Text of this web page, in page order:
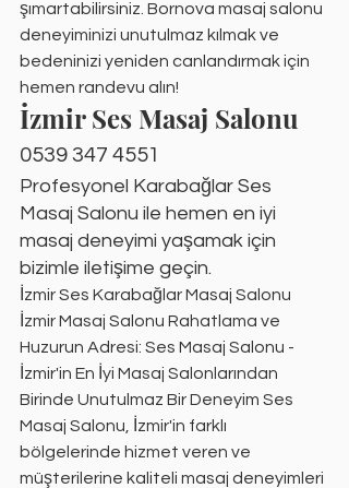
şımartabilirsiniz. Bornova masaj salonu
deneyiminizi unutulmaz kılmak ve
bedeninizi yeniden canlandırmak için
hemen randevu alın!
İzmir Ses Masaj Salonu
0539 347 4551
Profesyonel Karabağlar Ses
Masaj Salonu ile hemen en iyi
masaj deneyimi yaşamak için
bizimle iletişime geçin.
İzmir Ses Karabağlar Masaj Salonu
İzmir Masaj Salonu Rahatlama ve
Huzurun Adresi: Ses Masaj Salonu -
İzmir'in En İyi Masaj Salonlarından
Birinde Unutulmaz Bir Deneyim Ses
Masaj Salonu, İzmir'in farklı
bölgelerinde hizmet veren ve
müşterilerine kaliteli masaj deneyimleri